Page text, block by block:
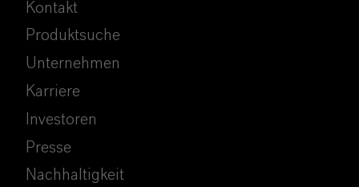
Kontakt
Produktsuche
Unternehmen
Karriere
Investoren
Presse
Nachhaltigkeit